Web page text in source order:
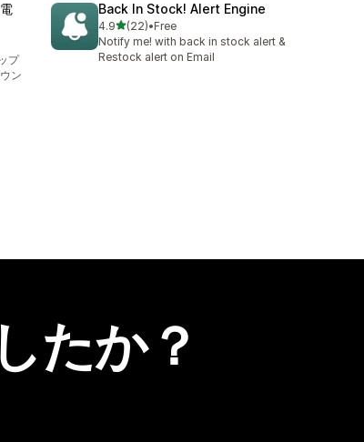
プ
ン
Back In Stock! Alert Engine
4.95つ星中
(22)
合計レビュー数：22件
•Free
Notify me! with back in stock alert &
Restock alert on Email
たか？